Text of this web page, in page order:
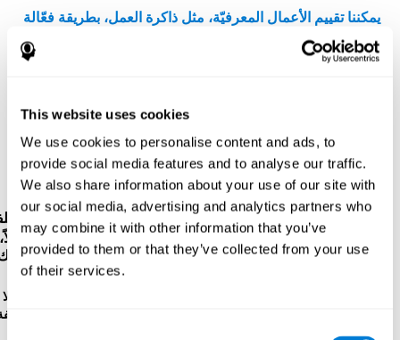
This website uses cookies
We use cookies to personalise content and ads, to
provide social media features and to analyse our traffic.
We also share information about your use of our site with
our social media, advertising and analytics partners who
may combine it with other information that you’ve
provided to them or that they’ve collected from your use
of their services.
يمكننا تقييم الأعمال المعرفيّة، مثل ذاكرة العمل، بطريقة فعّالة
كوجنيفيت على روائز الأرقام المباشرة وغير مباشرة لWMS
Malingering)، وVisual Organisation Task (VOT)، وTest
of Variables of Attention (TOVA). بالإضافة إلى ذاكرة
العمل، تقايس هذه الروائز أيضا الذاكرة الصوتية قصيرة المدى،
والذاكرة قصيرة المدى، وزمن الكمون، وسرعة المعالجة،
والاعتراف، والفحص البصري والإدراك المكاني.
رائز التسلسل WOM-ASM : تظهر كرات فيها أرقام
في الشاشة. عليك أن تحفظ الأرقام لتكرّرها من بعد. أوّلاً،
هناك رقم واحد، ولكن كانت الأرقام أكثر حتّى تخطأ.
: هناك ثلاثة أشياء في الشاشة. أوّلا
إحفظ ترتيب الأشياء بسرعة. بعد ذلك، تظهر أربع مجموعة